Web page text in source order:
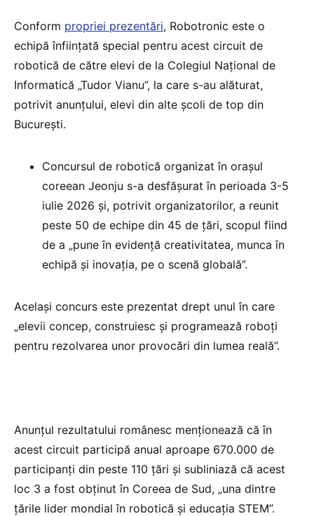
Conform propriei prezentări, Robotronic este o
echipă înființată special pentru acest circuit de
robotică de către elevi de la Colegiul Național de
Informatică „Tudor Vianu”, la care s-au alăturat,
potrivit anunțului, elevi din alte școli de top din
București.
Concursul de robotică organizat în orașul
coreean Jeonju s-a desfășurat în perioada 3-5
iulie 2026 și, potrivit organizatorilor, a reunit
peste 50 de echipe din 45 de țări, scopul fiind
de a „pune în evidență creativitatea, munca în
echipă și inovația, pe o scenă globală”.
Același concurs este prezentat drept unul în care
„elevii concep, construiesc și programează roboți
pentru rezolvarea unor provocări din lumea reală”.
Anunțul rezultatului românesc menționează că în
acest circuit participă anual aproape 670.000 de
participanți din peste 110 țări și subliniază că acest
loc 3 a fost obținut în Coreea de Sud, „una dintre
țările lider mondial în robotică și educația STEM”.